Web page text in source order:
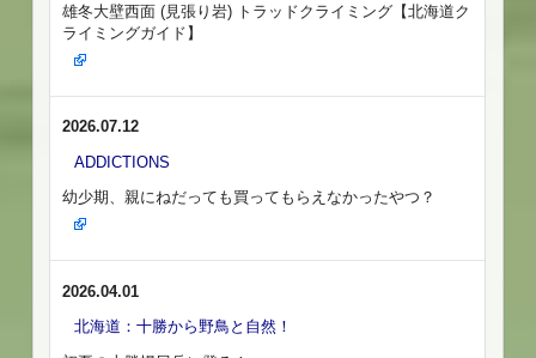
雄冬大壁西面 (見張り岩) トラッドクライミング【北海道ク
ライミングガイド】
2026.07.12
ADDICTIONS
幼少期、親にねだっても買ってもらえなかったやつ？
2026.04.01
北海道：十勝から野鳥と自然！